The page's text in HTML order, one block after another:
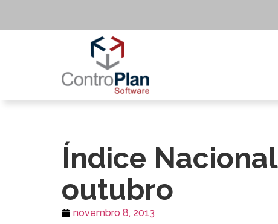
Índice
outubro
novembro 8, 2013